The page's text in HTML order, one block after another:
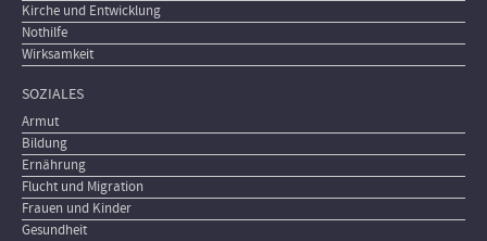
Kirche und Entwicklung
Nothilfe
Wirksamkeit
SOZIALES
Armut
Bildung
Ernährung
Flucht und Migration
Frauen und Kinder
Gesundheit